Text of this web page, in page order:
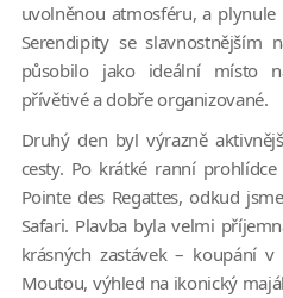
uvolněnou atmosféru, a
Serendipity se slavnostnějším
působilo jako ideální místo
přívětivé a dobře organizované.
Druhý den byl výrazně
cesty. Po krátké ranní
Pointe des Regattes, odkud
Safari. Plavba byla velmi
krásných zastávek – koupání
Moutou, výhled na ikonický